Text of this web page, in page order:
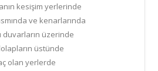
kesişim yerlerinde
ve kenarlarında
duvarların üzerinde
üstünde
olan yerlerde